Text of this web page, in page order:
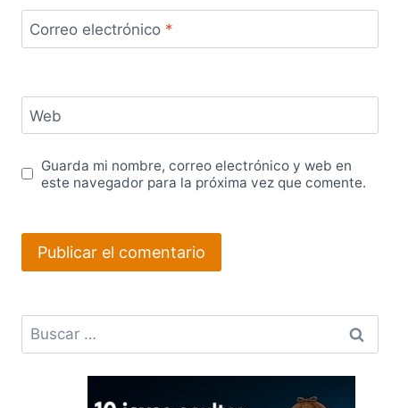
Correo electrónico *
Web
Guarda mi nombre, correo electrónico y web en
este navegador para la próxima vez que comente.
Buscar: